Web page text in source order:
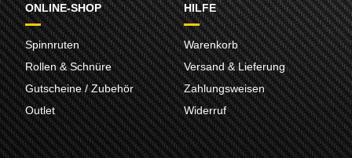
ONLINE-SHOP
Spinnruten
Rollen & Schnüre
Gutscheine / Zubehör
Outlet
HILFE
Warenkorb
Versand & Lieferung
Zahlungsweisen
Widerruf